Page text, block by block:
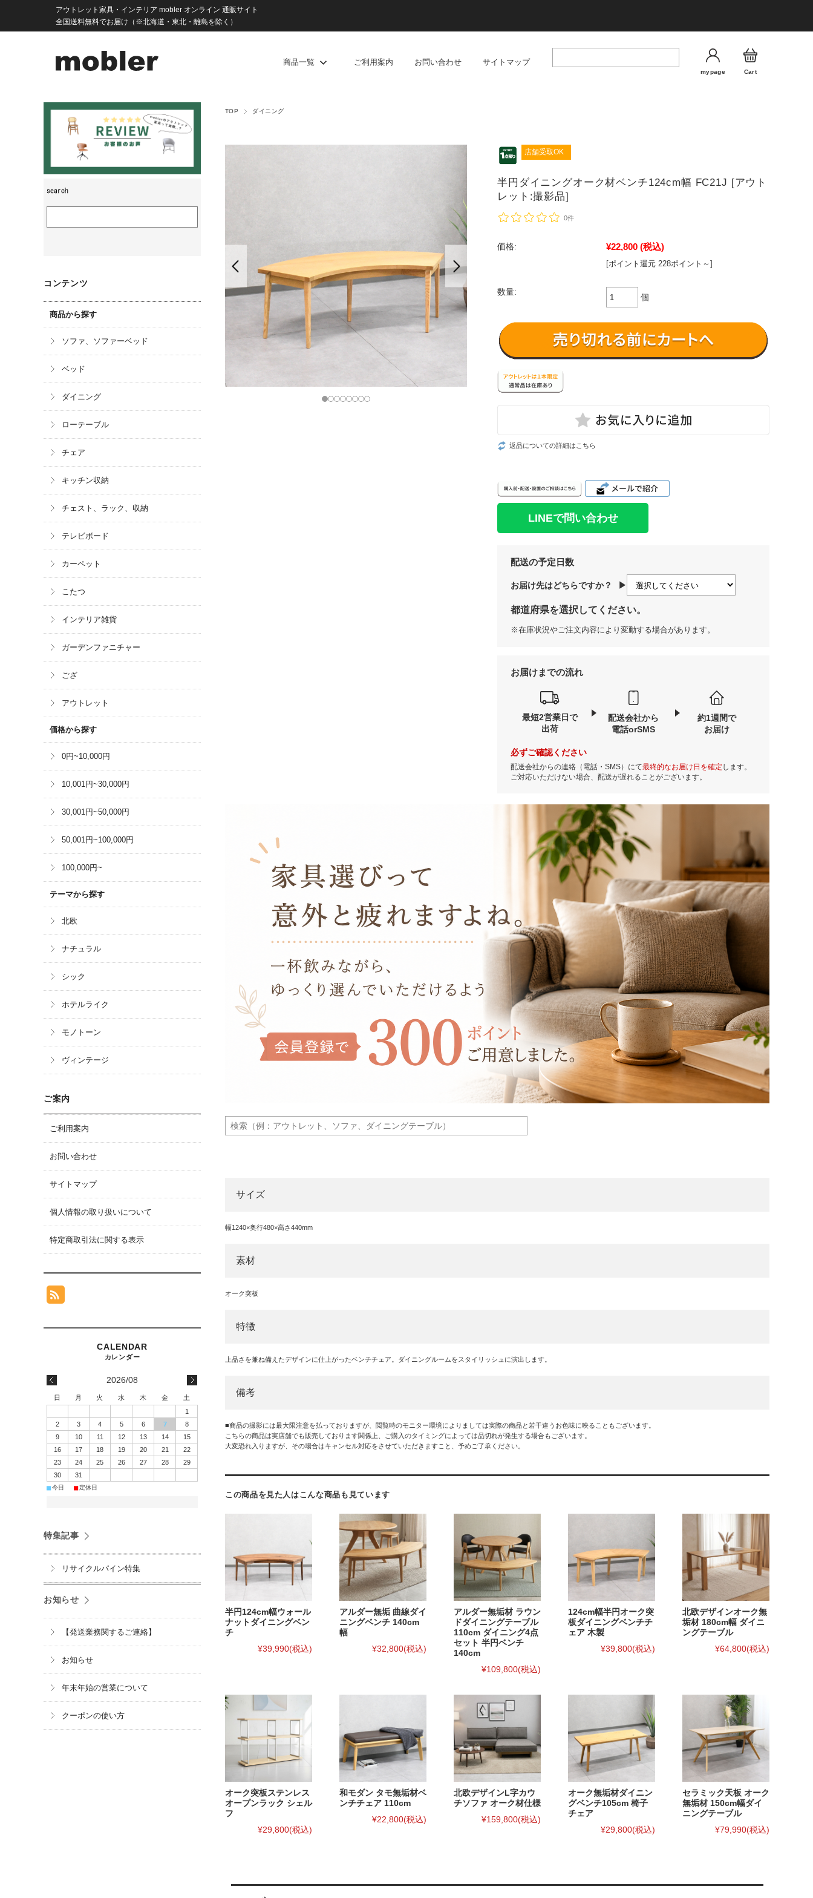
アウトレット家具・インテリア mobler オンライン 通販サイト
全国送料無料でお届け（※北海道・東北・離島を除く）
商品一覧 ご利用案内 お問い合わせ サイトマップ
mypage Cart
TOP ダイニング
店舗受取OK
半円ダイニングオーク材ベンチ124cm幅 FC21J [アウト
レット:撮影品]
0件
価格: ¥22,800 (税込)
[ポイント還元 228ポイント～]
数量:
個
返品についての詳細はこちら
LINEで問い合わせ
配送の予定日数
お届け先はどちらですか？ ▶
都道府県を選択してください。
※在庫状況やご注文内容により変動する場合があります。
お届けまでの流れ
最短2営業日で
出荷
配送会社から
電話orSMS
約1週間で
お届け
必ずご確認ください
配送会社からの連絡（電話・SMS）にて最終的なお届け日を確定 します。
ご対応いただけない場合、配送が遅れることがございます。
サイズ
幅1240×奥行480×高さ440mm
素材
オーク突板
特徴
上品さを兼ね備えたデザインに仕上がったベンチチェア。ダイニングルームをスタイリッシュに演出します。
備考
■商品の撮影には最大限注意を払っておりますが、閲覧時のモニター環境によりましては実際の商品と若干違うお色味に映ることもございます。
こちらの商品は実店舗でも販売しております関係上、ご購入のタイミングによっては品切れが発生する場合もございます。
大変恐れ入りますが、その場合はキャンセル対応をさせていただきますこと、予めご了承ください。
この商品を見た人はこんな商品も見ています
半円124cm幅ウォール
ナットダイニングベン
チ
¥39,990(税込)
アルダー無垢 曲線ダイ
ニングベンチ 140cm
幅
¥32,800(税込)
アルダー無垢材 ラウン
ドダイニングテーブル
110cm ダイニング4点
セット 半円ベンチ
140cm
¥109,800(税込)
124cm幅半円オーク突
板ダイニングベンチチ
ェア 木製
¥39,800(税込)
北欧デザインオーク無
垢材 180cm幅 ダイニ
ングテーブル
¥64,800(税込)
オーク突板ステンレス
オープンラック シェル
フ
¥29,800(税込)
和モダン タモ無垢材ベ
ンチチェア 110cm
¥22,800(税込)
北欧デザインL字カウ
チソファ オーク材仕様
¥159,800(税込)
オーク無垢材ダイニン
グベンチ105cm 椅子
チェア
¥29,800(税込)
セラミック天板 オーク
無垢材 150cm幅ダイ
ニングテーブル
¥79,990(税込)
コンテンツ
商品から探す
ソファ、ソファーベッド
ベッド
ダイニング
ローテーブル
チェア
キッチン収納
チェスト、ラック、収納
テレビボード
カーペット
こたつ
インテリア雑貨
ガーデンファニチャー
ござ
アウトレット
価格から探す
0円~10,000円
10,001円~30,000円
30,001円~50,000円
50,001円~100,000円
100,000円~
テーマから探す
北欧
ナチュラル
シック
ホテルライク
モノトーン
ヴィンテージ
ご案内
ご利用案内
お問い合わせ
サイトマップ
個人情報の取り扱いについて
特定商取引法に関する表示
2026/08
日 月 火 水 木 金
土
1
2
3 4 5 6 7
8
9
10 11 12 13 14
15
16
17 18 19 20 21
22
23
24 25 26 27 28
29
30
31
■今日 ■定休日
特集記事
リサイクルパイン特集
お知らせ
【発送業務関するご連絡】
お知らせ
年末年始の営業について
クーポンの使い方